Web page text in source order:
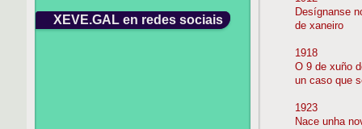
Desígnanse
de xaneiro
1918
O 9 de xuño
un caso que
1923
Nace unha
XEVE.GAL en redes sociais